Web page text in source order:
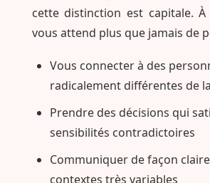
cette distinction est capitale.
vous attend plus que jamais de
Vous connecter à des
radicalement différentes de
Prendre des décisions qui
sensibilités contradictoires
Communiquer de façon
contextes très variables